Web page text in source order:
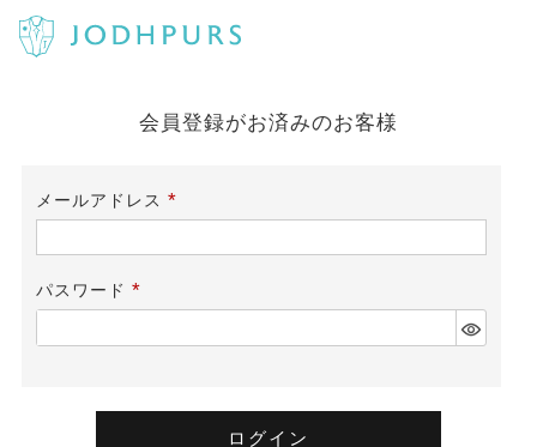
会員登録がお済みのお客様
メールアドレス
須)
パスワード
須)
ログイン